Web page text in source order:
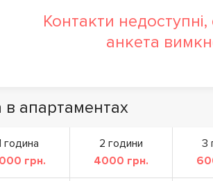
Контакти
анкета
в апартаментах
година
грн.
2 години
4000 грн.
3